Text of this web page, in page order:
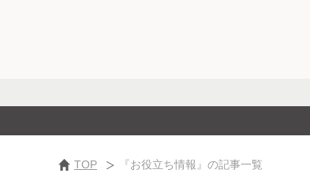
TOP 『お役立ち情報』の記事一覧